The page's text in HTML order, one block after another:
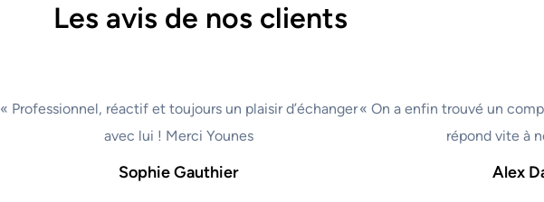
Les avis de nos clients
« Professionnel, réactif et toujours un plaisir d’échanger
avec lui ! Merci Younes
Sophie Gauthier
« On a enfin trouvé un
répond vite à
Alex